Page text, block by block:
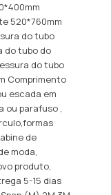
520*760mm
do tubo
do tubo do
do tubo
Comprimento
escada em
ou parafuso ,
de
moda,
produto,
5-15 dias